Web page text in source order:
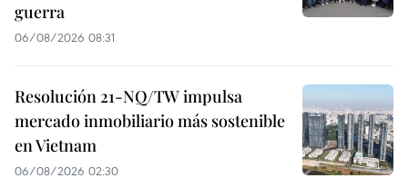
guerra
06/08/2026 08:31
Resolución 21-NQ/TW impulsa
mercado inmobiliario más sostenible
en Vietnam
06/08/2026 02:30